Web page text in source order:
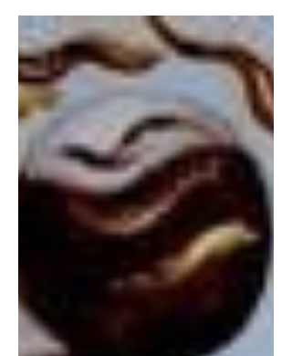
Lemberg –Imperio Austro Húngaro
entonces, Ucrania hoy- en 1836 y...